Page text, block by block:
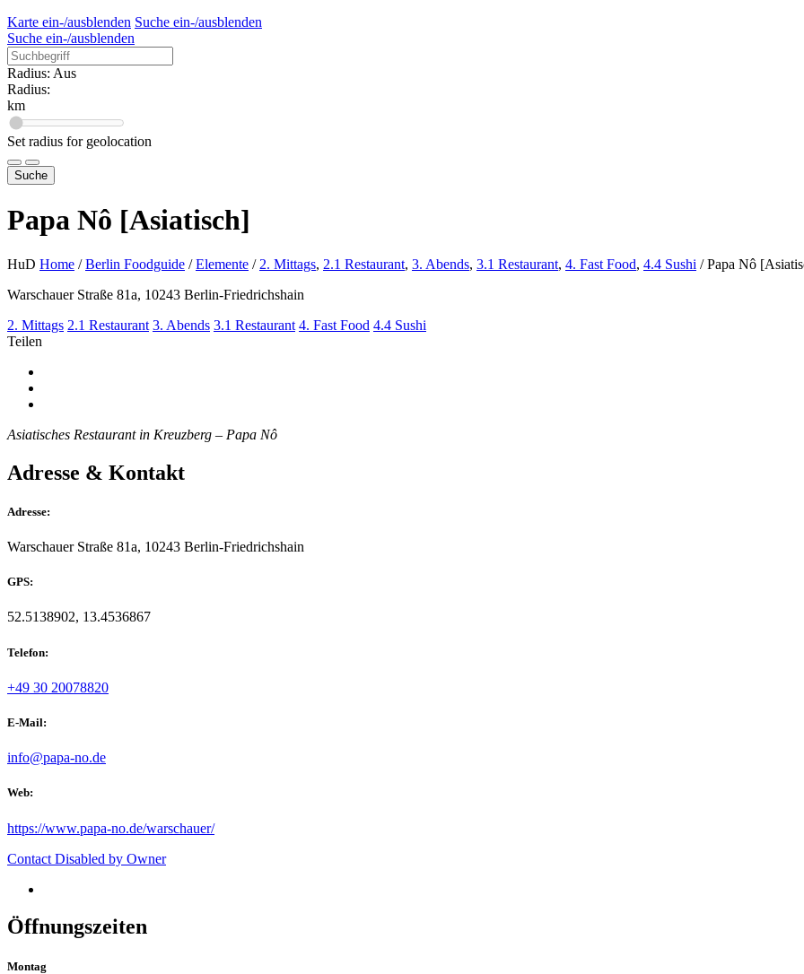
Karte ein-/ausblenden Suche ein-/ausblenden
Suche ein-/ausblenden
Radius: Aus
Radius:
km
Set radius for geolocation
Suche
Papa Nô [Asiatisch]
HuD Home / Berlin Foodguide / Elemente / 2. Mittags, 2.1 Restaurant, 3. Abends, 3.1 Restaurant, 4. Fast Food, 4.4 Sushi / Papa Nô
Warschauer Straße 81a, 10243 Berlin-Friedrichshain
2. Mittags 2.1 Restaurant 3. Abends 3.1 Restaurant 4. Fast Food 4.4 Sushi
Teilen
Asiatisches Restaurant in Kreuzberg – Papa Nô
Adresse & Kontakt
Adresse:
Warschauer Straße 81a, 10243 Berlin-Friedrichshain
GPS:
52.5138902, 13.4536867
Telefon:
+49 30 20078820
E-Mail:
info@papa-no.de
Web:
https://www.papa-no.de/warschauer/
Contact Disabled by Owner
Öffnungszeiten
Montag